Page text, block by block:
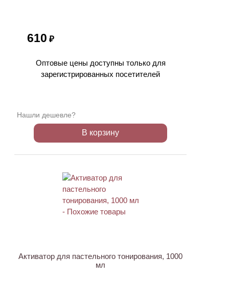
610 ₽
Оптовые цены доступны только для
зарегистрированных посетителей
Нашли дешевле?
В корзину
Активатор для пастельного тонирования, 1000
мл